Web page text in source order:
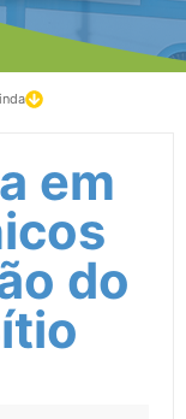
em
do